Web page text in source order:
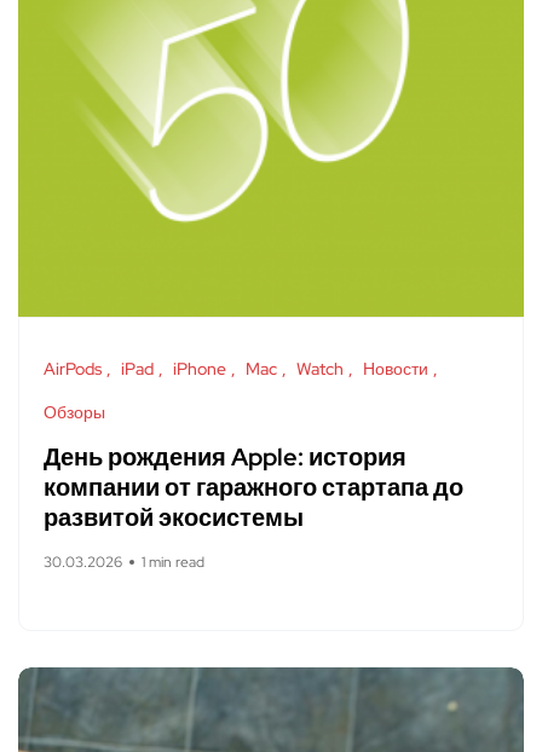
AirPods iPad iPhone Mac Watch
Новости
Обзоры
День рождения Apple: история
компании от гаражного стартапа до
развитой экосистемы
30.03.2026 1 min read